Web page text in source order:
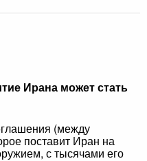
Ирана может стать
(между
поставит Иран на
с тысячами его